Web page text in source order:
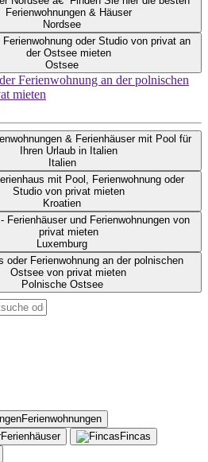
Nordsee
Ostsee
Italien
Kroatien
Luxemburg
Polnische Ostsee
Ferienwohnungen
Ferienhäuser
Fincas